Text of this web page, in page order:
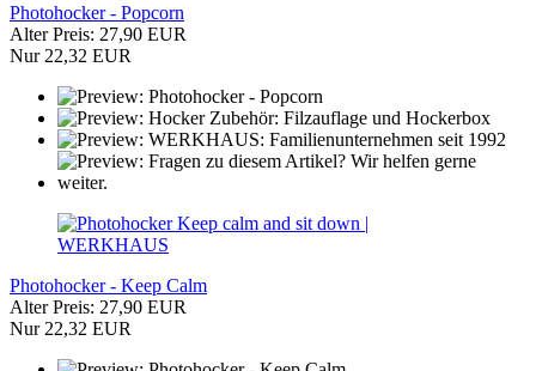
Photohocker - Popcorn
Alter Preis: 27,90 EUR
Nur 22,32 EUR
Photohocker - Keep Calm
Alter Preis: 27,90 EUR
Nur 22,32 EUR